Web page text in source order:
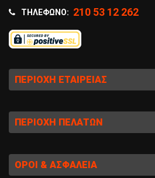
ΤΗΛΈΦΩΝΟ: 210 53 12 262
ΠΕΡΙΟΧΉ ΕΤΑΙΡΕΊΑΣ
ΠΕΡΙΟΧΉ ΠΕΛΑΤΏΝ
ΌΡΟΙ & ΑΣΦΆΛΕΙΑ